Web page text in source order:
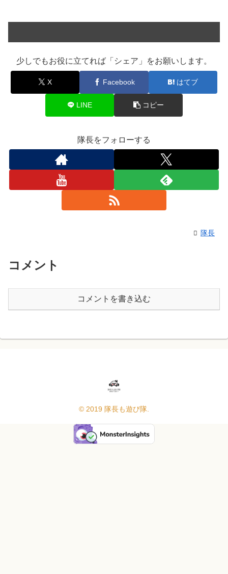
少しでもお役に立てれば「シェア」をお願いします。
X Facebook はてブ
LINE コピー
隊長をフォローする
隊長
コメント
コメントを書き込む
© 2019 隊長も遊び隊.